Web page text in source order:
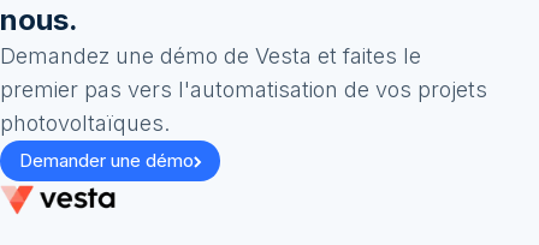
nous.
Demandez une démo de Vesta et faites le
premier pas vers l'automatisation de vos projets
photovoltaïques.
Demander une démo